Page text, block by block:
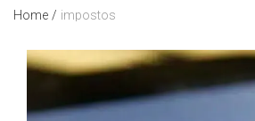
Home / impostos